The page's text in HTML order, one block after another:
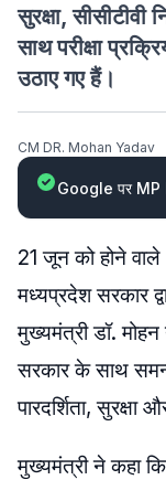
सुरक्षा, सीसीटीवी
साथ परीक्षा
उठाए गए हैं।
CM DR. Mohan Yadav
Google पर
21 जून को होने
मध्यप्रदेश सरकार
मुख्यमंत्री डॉ.
सरकार के साथ
पारदर्शिता, सुरक्षा
मुख्यमंत्री ने कहा